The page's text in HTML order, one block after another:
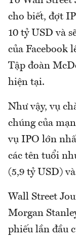
cho biết, đợt
10 tỷ USD và
của Facebook
Tập đoàn
hiện tại.
Như vậy, vụ
chúng của
vụ IPO lớn
các tên tuổi
(5,9 tỷ USD)
Wall Street
Morgan
phiếu lần đầu